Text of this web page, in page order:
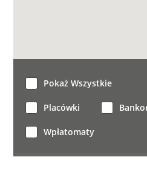
Pokaż Wszystkie
Placówki
Wpłatomaty